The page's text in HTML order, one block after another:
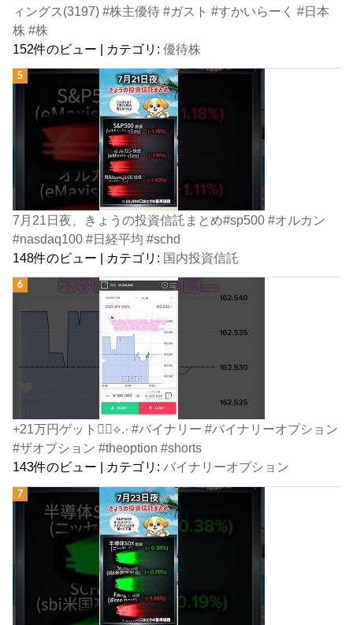
ィングス(3197) #株主優待 #ガスト #すかいらーく #日本
株 #株
152件のビュー | カテゴリ:優待株
7月21日夜、きょうの投資信託まとめ#sp500 #オルカン
#nasdaq100 #日経平均 #schd
148件のビュー | カテゴリ: 国内投資信託
+21万円ゲット👍🏻⟡.· #バイナリー #バイナリーオプション
#ザオプション #theoption #shorts
143件のビュー
カテゴリ:バイナリーオプション